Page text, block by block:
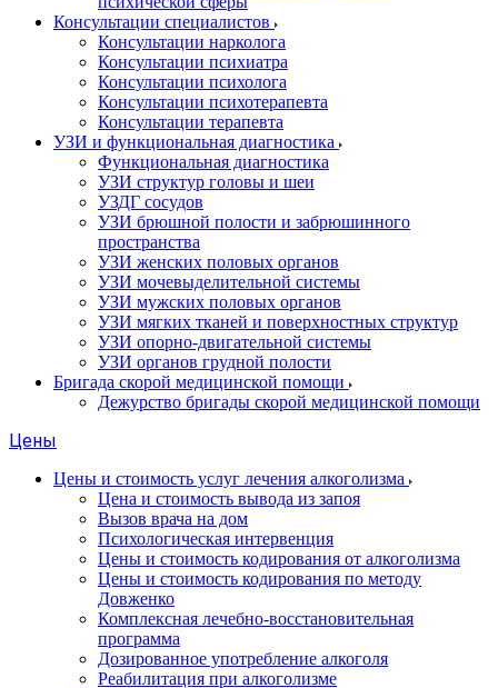
Консультации специалистов
Консультации нарколога
Консультации психиатра
Консультации психолога
Консультации психотерапевта
Консультации терапевта
УЗИ и функциональная диагностика
Функциональная диагностика
УЗИ структур головы и шеи
УЗДГ сосудов
УЗИ брюшной полости и забрюшинного
пространства
УЗИ женских половых органов
УЗИ мочевыделительной системы
УЗИ мужских половых органов
УЗИ мягких тканей и поверхностных структур
УЗИ опорно-двигательной системы
УЗИ органов грудной полости
Бригада скорой медицинской помощи
Дежурство бригады скорой медицинской помощи
Цены
Цены и стоимость услуг лечения алкоголизма
Цена и стоимость вывода из запоя
Вызов врача на дом
Психологическая интервенция
Цены и стоимость кодирования от алкоголизма
Цены и стоимость кодирования по методу
Довженко
Комплексная лечебно-восстановительная
программа
Дозированное употребление алкоголя
Реабилитация при алкоголизме